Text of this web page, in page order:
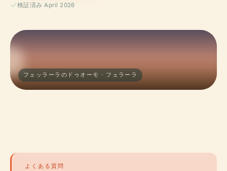
検証済み April 2026
フェッラーラのドゥオーモ · フェラーラ
よくある質問